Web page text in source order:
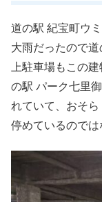
道の駅 紀宝町ウ
大雨だったので
上駐車場もこの
の駅 パーク七里
れていて、おそ
停めているのでは